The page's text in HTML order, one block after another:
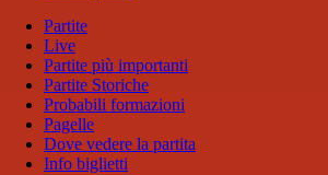
Partite
Live
Partite più importanti
Partite Storiche
Probabili formazioni
Pagelle
Dove vedere la partita
Info biglietti